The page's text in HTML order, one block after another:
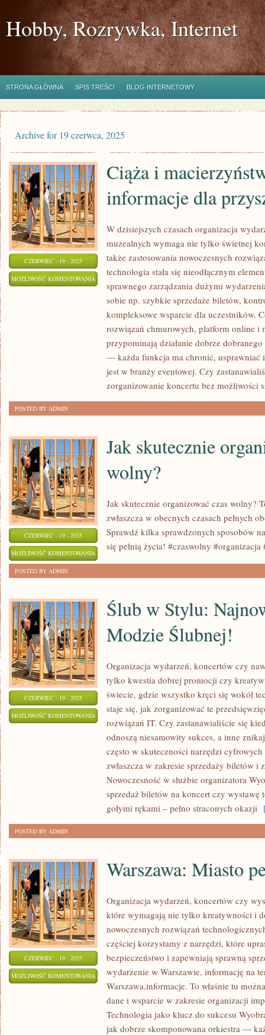
Hobby, Rozrywka, Internet
STRONA GŁÓWNA SPIS TREŚCI BLOG INTERNETOWY
Archive for 19 czerwca, 2025
CZERWIEC - 19 - 2025
MOŻLIWOŚĆ KOMENTOWANIA
MACIERZYŃSTWO:
PRZYSZŁYCH
Ciąża i
informacje dla
W dzisiejszych czasach organizacja
muzealnych wymaga nie tylko świetnej
także zastosowania nowoczesnych
technologia stała się nieodłącznym
sprawnego zarządzania dużymi
sobie np. szybkie sprzedaże biletów,
kompleksowe wsparcie dla uczestników.
rozwiązań chmurowych, platform online
przypominają działanie dobrze
— każda funkcja ma chronić, usprawniać
jest w branży eventowej. Czy
zorganizowanie koncertu bez możliwości
POSTED BY ADMIN
CZERWIEC - 19 - 2025
MOŻLIWOŚĆ KOMENTOWANIA
CZAS
WOLNY?
ZOSTAŁA WYŁĄCZONA
Jak skutecznie
wolny?
Jak skutecznie organizować czas wolny?
zwłaszcza w obecnych czasach pełnych
Sprawdź kilka sprawdzonych sposobów
się pełnią życia! #czaswolny #organizacja
POSTED BY ADMIN
CZERWIEC - 19 - 2025
MOŻLIWOŚĆ KOMENTOWANIA
NAJNOWSZE
MODZIE
Ślub w Stylu:
Modzie Ślubnej!
Organizacja wydarzeń, koncertów czy
tylko kwestia dobrej promocji czy
świecie, gdzie wszystko kręci się wokół
staje się, jak zorganizować te
rozwiązań IT. Czy zastanawialiście się
odnoszą niesamowity sukces, a inne
często w skuteczności narzędzi
zwłaszcza w zakresie sprzedaży biletów i
Nowoczesność w służbie organizatora
sprzedaż biletów na koncert czy wystawę
gołymi rękami – pełno straconych okazji
POSTED BY ADMIN
CZERWIEC - 19 - 2025
MOŻLIWOŚĆ KOMENTOWANIA WARSZAWA:
MIASTO
PEŁNE
HISTORII!
Warszawa: Miasto
Organizacja wydarzeń, koncertów czy
które wymagają nie tylko kreatywności i
nowoczesnych rozwiązań
częściej korzystamy z narzędzi, które
bezpieczeństwo i zapewniają sprawną
wydarzenie w Warszawie, informację na
Warszawa,informacje. To właśnie tu
dane i wsparcie w zakresie organizacji
Technologia jako klucz do sukcesu
jak dobrze skomponowana orkiestra —